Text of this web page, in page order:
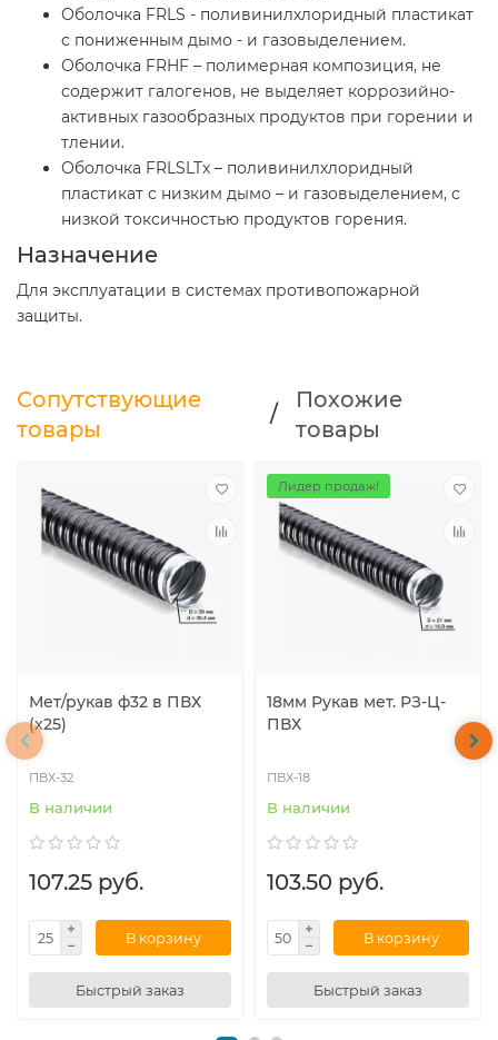
Оболочка FRLS - поливинилхлоридный пластикат
с пониженным дымо - и газовыделением.
Оболочка FRHF – полимерная композиция, не
содержит галогенов, не выделяет коррозийно-
активных газообразных продуктов при горении и
тлении.
Оболочка FRLSLTx – поливинилхлоридный
пластикат с низким дымо – и газовыделением, с
низкой токсичностью продуктов горения.
Назначение
Для эксплуатации в системах противопожарной
защиты.
Сопутствующие
товары
/
Похожие
товары
Мет/рукав ф32 в ПВХ
(х25)
ПВХ-32
В наличии
107.25 руб.
В корзину
Быстрый заказ
Лидер продаж!
18мм Рукав мет. РЗ-Ц-
ПВХ
ПВХ-18
В наличии
103.50 руб.
В корзину
Быстрый заказ